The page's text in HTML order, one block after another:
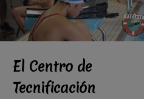
El Centro de
Tecnificación